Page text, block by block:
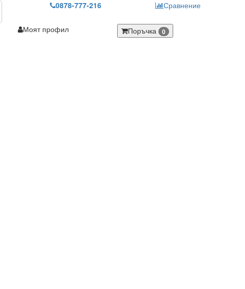
0878-777-216 Сравнение
Моят профил Поръчка 0